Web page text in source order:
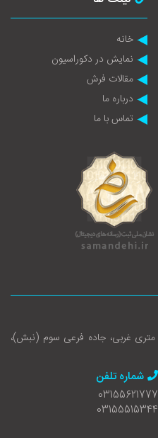
خانه
نمایش در دکوراسیون
مقالات فرش
درباره ما
تماس با ما
کاشان شهرک صنعتی راوند، خیابان 16 متری غربی، جاده فرعی سوم (نبش)،
شماره تلفن
03155621777
03155515344